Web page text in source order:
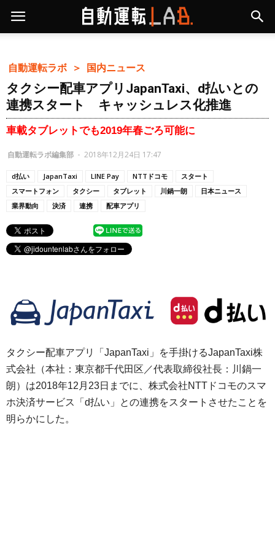
自動運転ラボ ＞ 国内ニュース
タクシー配車アプリJapanTaxi、d払いとの
連携スタート キャッシュレス化推進
車載タブレットでも2019年春ごろ可能に
自動運転ラボ編集部 - 2018年12月24日 17:47
d払い JapanTaxi LINE Pay NTTドコモ
スタート
スマートフォン
タクシー タブレット 川鍋一朗
日本ニュース
業界動向
決済 連携 配車アプリ
タクシー配車アプリ「JapanTaxi」を手掛けるJapanTaxi株
式会社（本社：東京都千代田区／代表取締役社長：川鍋一
朗）は2018年12月23日までに、株式会社NTTドコモのスマ
ホ決済サービス「d払い」との連携をスタートさせたことを
明らかにした。